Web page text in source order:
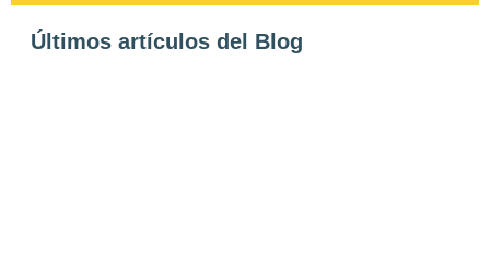
Últimos artículos del Blog